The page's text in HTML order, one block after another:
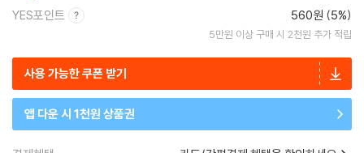
YES포인트 560원 (5%)
5만원 이상 구매 시 2천원 추가 적립
사용 가능한 쿠폰 받기
앱 다운 시 1천원 상품권